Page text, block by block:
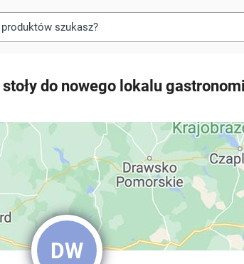
stoły do nowego lokalu
DW